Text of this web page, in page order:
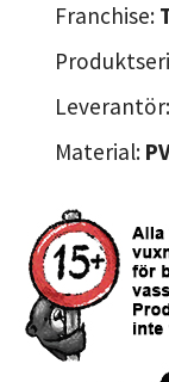
Franchise:
Leverantör:
Material: